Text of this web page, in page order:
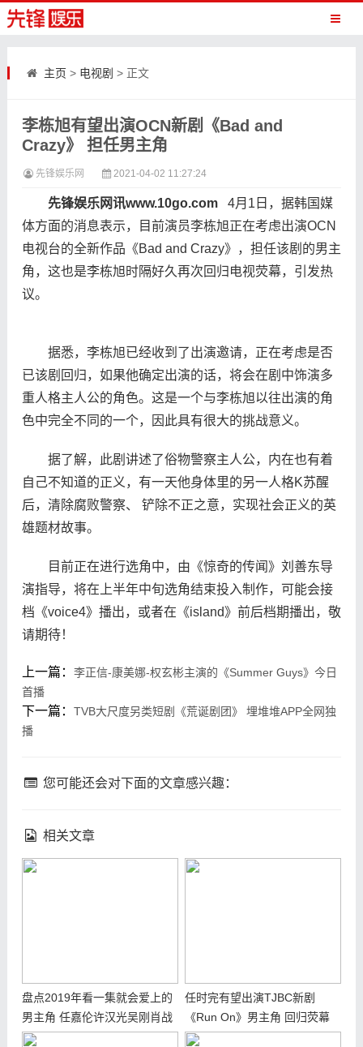
主页 > 电视剧 > 正文
李栋旭有望出演OCN新剧《Bad and
Crazy》 担任男主角
先锋娱乐网 2021-04-02 11:27:24
先锋娱乐网讯www.10go.com4月1日，据韩国媒
体方面的消息表示，目前演员李栋旭正在考虑出演OCN
电视台的全新作品《Bad and Crazy》，担任该剧的男主
角，这也是李栋旭时隔好久再次回归电视荧幕，引发热
议。
据悉，李栋旭已经收到了出演邀请，正在考虑是否
已该剧回归，如果他确定出演的话，将会在剧中饰演多
重人格主人公的角色。这是一个与李栋旭以往出演的角
色中完全不同的一个，因此具有很大的挑战意义。
据了解，此剧讲述了俗物警察主人公，内在也有着
自己不知道的正义，有一天他身体里的另一人格K苏醒
后，清除腐败警察、 铲除不正之意，实现社会正义的英
雄题材故事。
目前正在进行选角中，由《惊奇的传闻》刘善东导
演指导，将在上半年中旬选角结束投入制作，可能会接
档《voice4》播出，或者在《island》前后档期播出，敬
请期待！
上一篇： 李正信-康美娜-权玄彬主演的《Summer Guys》今日
首播
下一篇： TVB大尺度另类短剧《荒诞剧团》 埋堆堆APP全网独
播
您可能还会对下面的文章感兴趣：
相关文章
盘点2019年看一集就会爱上的
男主角 任嘉伦许汉光吴刚肖战
你喜欢哪一个
任时完有望出演TJBC新剧
《Run On》男主角 回归荧幕